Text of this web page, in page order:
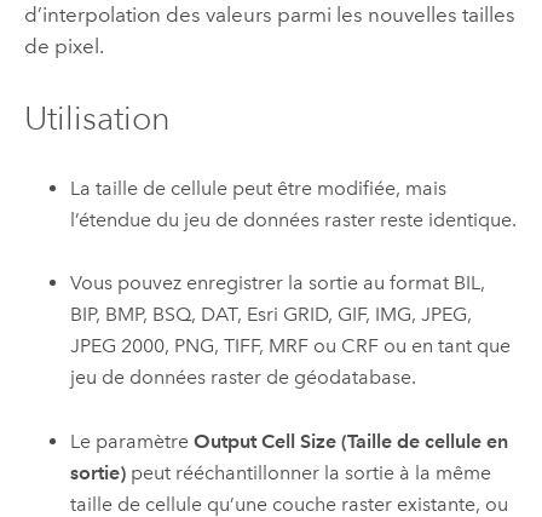
d’interpolation des valeurs parmi les nouvelles tailles
de pixel.
Utilisation
La taille de cellule peut être modifiée, mais
l’étendue du jeu de données raster reste identique.
Vous pouvez enregistrer la sortie au format BIL,
BIP, BMP, BSQ, DAT, Esri GRID, GIF, IMG, JPEG,
JPEG 2000, PNG, TIFF, MRF ou CRF ou en tant que
jeu de données raster de géodatabase.
Le paramètreOutput Cell Size (Taille de cellule en
sortie) peut rééchantillonner la sortie à la même
taille de cellule qu’une couche raster existante, ou